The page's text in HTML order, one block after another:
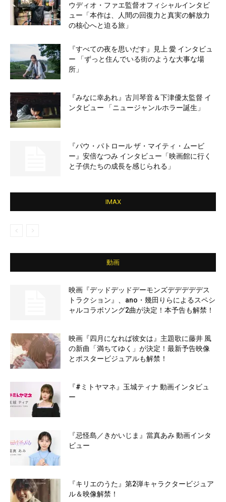
ウディオ・ファエ監督オフィシャルインタビ
ュー「本作は、人間の回復力と真実の解放力
の核心へと迫る旅」
『すべての夜を思いだす』見上 愛 インタビュ
ー 「ずっと住んでいる街のような大事な場
所」
『みなに幸あれ』古川琴音＆下津優太監督 イ
ンタビュー 「ニュージャンルホラー誕生」
『パウ・パトロール ザ・マイティ・ムービ
ー』安倍なつみ インタビュー「映画館に行く
と子供たちの成長を感じられる」
IMAX
動画
映画『デッドデッドデーモンズデデデデデス
トラクション』、ano・幾田りらによるスペシ
ャルコラボソング2曲が決定！本予告も解禁！
映画『四月になれば彼女は』主題歌に藤井 風
の新曲「満ちてゆく」が決定！最新予告映像
とポスタービジュアルも解禁！
『#ミトヤマネ』玉城ティナ 動画インタビュ
ー
『忌怪島／きかいじま』當真あみ 動画インタ
ビュー
『キリエのうた』第2弾キャラクタービジュア
ル＆映像解禁！